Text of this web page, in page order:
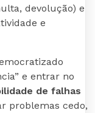
devolução) e
e
e entrar no
de falhas
problemas cedo,